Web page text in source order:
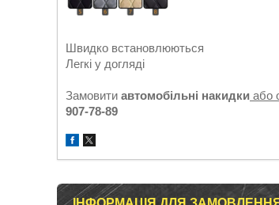
Швидко встановлюються
Легкі у догляді
Замовити автомобільні накидки або
907-78-89